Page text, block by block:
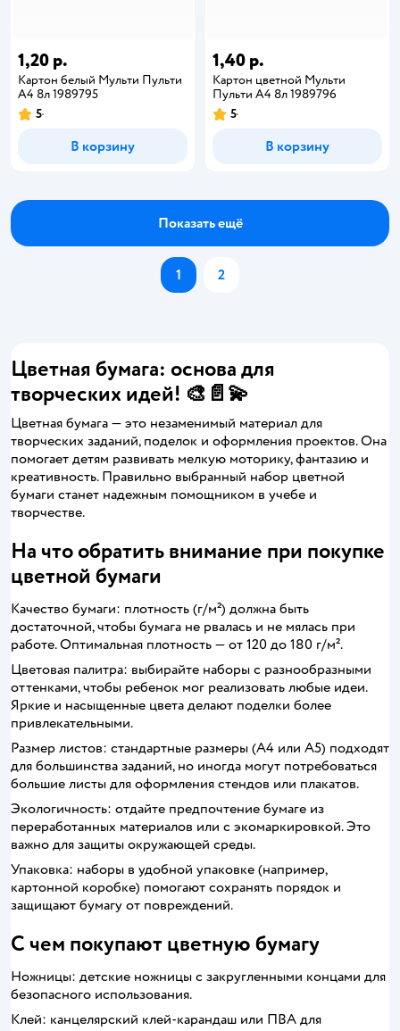
1,20 р.
Картон белый Мульти Пульти
А4 8л 1989795
5
В корзину
1,40 р.
Картон цветной Мульти
Пульти А4 8л 1989796
5
В корзину
Показать ещё
1 2
Цветная бумага: основа для
творческих идей! 🎨📄💫
Цветная бумага — это незаменимый материал для
творческих заданий, поделок и оформления проектов. Она
помогает детям развивать мелкую моторику, фантазию и
креативность. Правильно выбранный набор цветной
бумаги станет надежным помощником в учебе и
творчестве.
На что обратить внимание при покупке
цветной бумаги
Качество бумаги: плотность (г/м²) должна быть
достаточной, чтобы бумага не рвалась и не мялась при
работе. Оптимальная плотность — от 120 до 180 г/м².
Цветовая палитра: выбирайте наборы с разнообразными
оттенками, чтобы ребенок мог реализовать любые идеи.
Яркие и насыщенные цвета делают поделки более
привлекательными.
Размер листов: стандартные размеры (А4 или А5) подходят
для большинства заданий, но иногда могут потребоваться
большие листы для оформления стендов или плакатов.
Экологичность: отдайте предпочтение бумаге из
переработанных материалов или с экомаркировкой. Это
важно для защиты окружающей среды.
Упаковка: наборы в удобной упаковке (например,
картонной коробке) помогают сохранять порядок и
защищают бумагу от повреждений.
С чем покупают цветную бумагу
Ножницы: детские ножницы с закругленными концами для
безопасного использования.
Клей: канцелярский клей-карандаш или ПВА для